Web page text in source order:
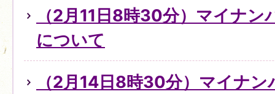
（2月11日8時30分）マイナン
について
（2月14日8時30分）マイナ